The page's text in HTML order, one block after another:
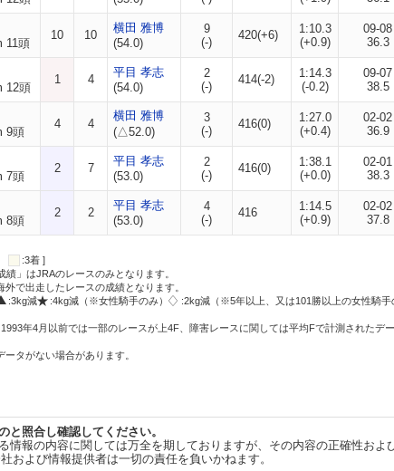
11頭
10 10
横田 雅博
(54.0)
9
(-)
420(+6)
1:10.3
(+0.9)
09-08
36.3
12頭
1 4
平目 孝志
(54.0)
2
(-)
414(-2)
1:14.3
(-0.2)
09-07
38.5
9頭
4 4
横田 雅博
(△52.0)
3
(-)
416(0)
1:27.0
(+0.4)
02-02
36.9
7頭
2 7
平目 孝志
(53.0)
2
(-)
416(0)
1:38.1
(+0.0)
02-01
38.3
8頭
2 2
平目 孝志
(53.0)
4
(-)
416
1:14.5
(+0.9)
02-02
37.8
:3着 ]
」はJRAのレースのみとなります。
で出走したレースの成績となります。
:3kg減 :4kg減（※女性騎手のみ）
:2kg減（※5年以上、又は101勝以上の女性騎手
年4月以前では一部のレースが上4F、障害レースに関しては平均Fで計測されたデ
タがない場合があります。
と照合し確認してください。
情報の内容に関しては万全を期しておりますが、その内容の正確性お
および情報提供者は一切の責任を負いかねます。